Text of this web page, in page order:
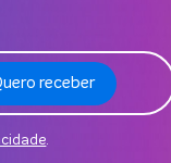
.
receber